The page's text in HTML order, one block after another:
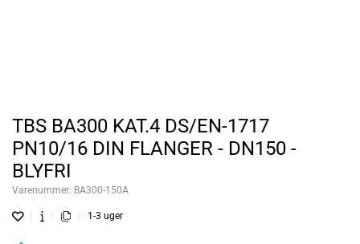
TBS BA300 KAT.4 DS/EN-1717
PN10/16 DIN FLANGER - DN150 -
BLYFRI
Varenummer: BA300-150A
1-3 uger